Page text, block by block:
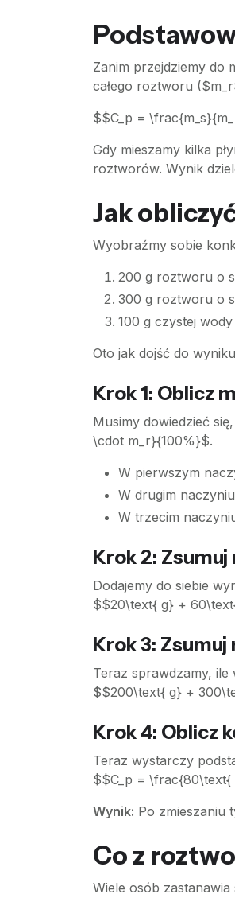
Zanim przejdziemy do
całego roztworu
$$C_p =
Gdy mieszamy kilka
roztworów. Wynik
Jak
Wyobraźmy sobie
200 g roztworu o
300 g roztworu o
100 g czystej
Oto jak dojść do
Krok 1: Oblicz
Musimy dowiedzieć
\cdot m_r}{100%}$.
W pierwszym
W drugim
W trzecim
Krok 2:
Dodajemy do siebie
$$20\text{ g} +
Krok 3:
Teraz sprawdzamy, ile
$$200\text{ g} +
Krok 4: Oblicz
Teraz wystarczy
$$C_p =
Wynik: Po zmieszaniu
Co z
Wiele osób